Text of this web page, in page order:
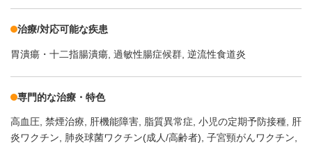
治療/対応可能な疾患
胃潰瘍・十二指腸潰瘍 過敏性腸症候群 逆流性食道炎
専門的な治療・特色
高血圧 禁煙治療 肝機能障害 脂質異常症 小児の定期予防接種
肝
炎ワクチン
肺炎球菌ワクチン(成人/高齢者) 子宮頸がんワクチン